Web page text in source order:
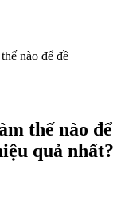
nào để đề
thế nào để
quả nhất?